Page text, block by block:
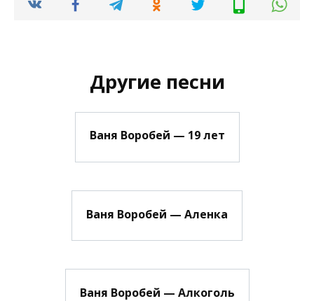
Другие песни
Ваня Воробей — 19 лет
Ваня Воробей — Аленка
Ваня Воробей — Алкоголь